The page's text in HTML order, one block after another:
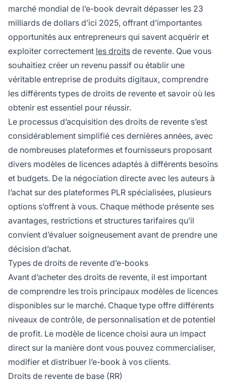
marché mondial de l’e-book devrait dépasser les 23
milliards de dollars d’ici 2025, offrant d’importantes
opportunités aux entrepreneurs qui savent acquérir et
exploiter correctement les droits de revente. Que vous
souhaitiez créer un revenu passif ou établir une
véritable entreprise de produits digitaux, comprendre
les différents types de droits de revente et savoir où les
obtenir est essentiel pour réussir.
Le processus d’acquisition des droits de revente s’est
considérablement simplifié ces dernières années, avec
de nombreuses plateformes et fournisseurs proposant
divers modèles de licences adaptés à différents besoins
et budgets. De la négociation directe avec les auteurs à
l’achat sur des plateformes PLR spécialisées, plusieurs
options s’offrent à vous. Chaque méthode présente ses
avantages, restrictions et structures tarifaires qu’il
convient d’évaluer soigneusement avant de prendre une
décision d’achat.
Types de droits de revente d’e-books
Avant d’acheter des droits de revente, il est important
de comprendre les trois principaux modèles de licences
disponibles sur le marché. Chaque type offre différents
niveaux de contrôle, de personnalisation et de potentiel
de profit. Le modèle de licence choisi aura un impact
direct sur la manière dont vous pouvez commercialiser,
modifier et distribuer l’e-book à vos clients.
Droits de revente de base (RR)